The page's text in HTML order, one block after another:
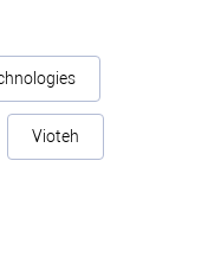
Vioteh